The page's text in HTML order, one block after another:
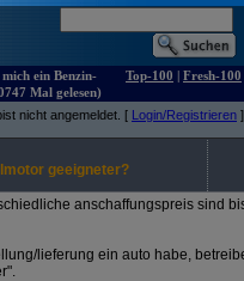
ein Benzin-
Mal gelesen)
Top-100 | Fresh-100
nicht angemeldet. [ Login/Registrieren ]
geeigneter?
anschaffungspreis sind
lieferung ein auto habe,